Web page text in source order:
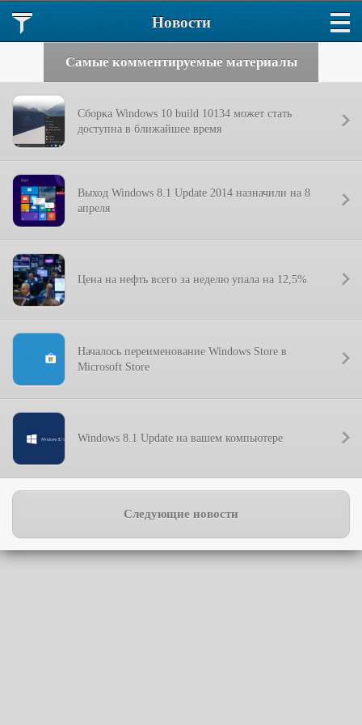
Новости
Самые комментируемые материалы
Сборка Windows 10 build 10134 может стать
доступна в ближайшее время
Выход Windows 8.1 Update 2014 назначили на 8
апреля
Цена на нефть всего за неделю упала на 12,5%
Началось переименование Windows Store в
Microsoft Store
Windows 8.1 Update на вашем компьютере
Следующие новости